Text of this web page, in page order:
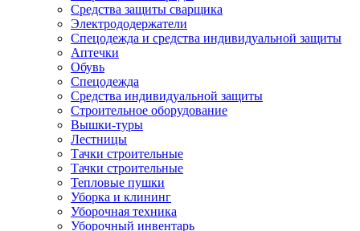
Средства защиты сварщика
Электрододержатели
Спецодежда и средства индивидуальной защиты
Аптечки
Обувь
Спецодежда
Средства индивидуальной защиты
Строительное оборудование
Вышки-туры
Лестницы
Тачки строительные
Тачки строительные
Тепловые пушки
Уборка и клининг
Уборочная техника
Уборочный инвентарь